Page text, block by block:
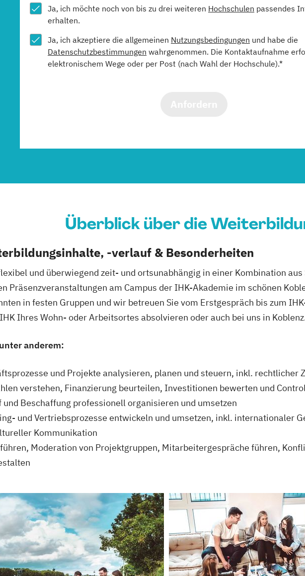
Ja, ich möchte noch von bis zu drei weiteren Hochschulen passendes
erhalten.
Ja, ich akzeptiere die allgemeinen Nutzungsbedingungen und habe die
Datenschutzbestimmungen wahrgenommen. Die Kontaktaufnahme
elektronischem Wege oder per Post (nach Wahl der Hochschule).*
Überblick über die
-verlauf & Besonderheiten
und überwiegend zeit- und ortsunabhängig in einer Kombination
Präsenzveranstaltungen am Campus der IHK-Akademie im schönen
in festen Gruppen und wir betreuen Sie vom Erstgespräch bis zum
Ihres Wohn- oder Arbeitsortes absolvieren oder auch bei uns in
anderem:
und Projekte analysieren, planen und steuern, inkl. rechtlicher
verstehen, Finanzierung beurteilen, Investitionen bewerten und
und Beschaffung professionell organisieren und umsetzen
und Vertriebsprozesse entwickeln und umsetzen, inkl. internationaler
Kommunikation
Moderation von Projektgruppen, Mitarbeitergespräche führen,